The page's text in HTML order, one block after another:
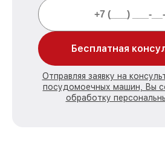
Бесплатная
Отправляя заявку на
посудомоечных машин, Вы
обработку